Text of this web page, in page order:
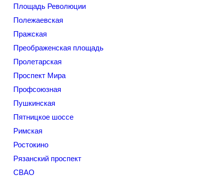
Площадь Революции
Полежаевская
Пражская
Преображенская площадь
Пролетарская
Проспект Мира
Профсоюзная
Пушкинская
Пятницкое шоссе
Римская
Ростокино
Рязанский проспект
СВАО